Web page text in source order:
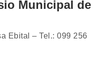
Municipal de
Ebital – Tel.: 099 256